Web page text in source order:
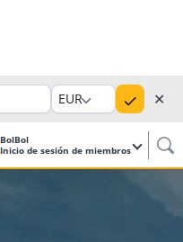
EUR ✕
BolBol
Inicio de sesión de miembros